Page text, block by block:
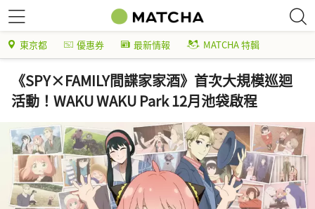
東京都 優惠券 最新情報 MATCHA 特輯
《SPY×FAMILY間諜家家酒》首次大規模巡迴
活動！WAKU WAKU Park 12月池袋啟程